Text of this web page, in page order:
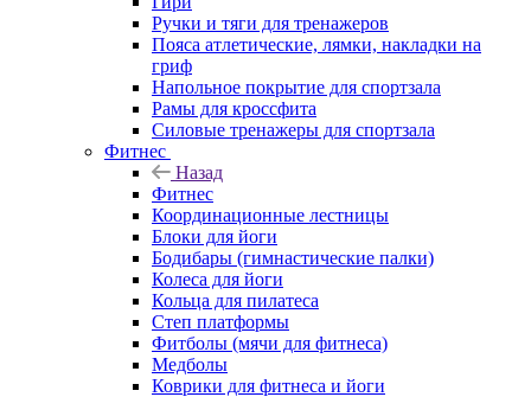
Ручки и тяги для тренажеров
Пояса атлетические, лямки, накладки на
гриф
Напольное покрытие для спортзала
Рамы для кроссфита
Силовые тренажеры для спортзала
Фитнес
Назад
Фитнес
Координационные лестницы
Блоки для йоги
Бодибары (гимнастические палки)
Колеса для йоги
Кольца для пилатеса
Степ платформы
Фитболы (мячи для фитнеса)
Медболы
Коврики для фитнеса и йоги